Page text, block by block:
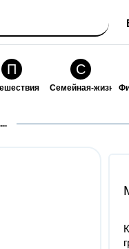
П С
Семейная-жизнь